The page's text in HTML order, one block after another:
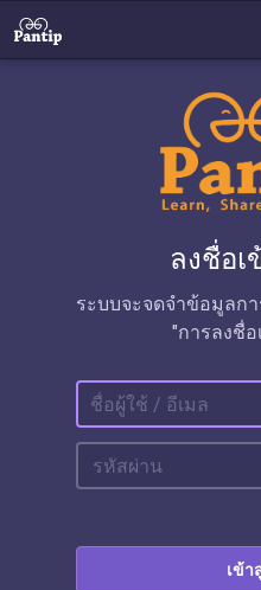
ลงชื่อเ
ระบบจะจดจำข้อมูลก
"การลงชื่อ
เข้า